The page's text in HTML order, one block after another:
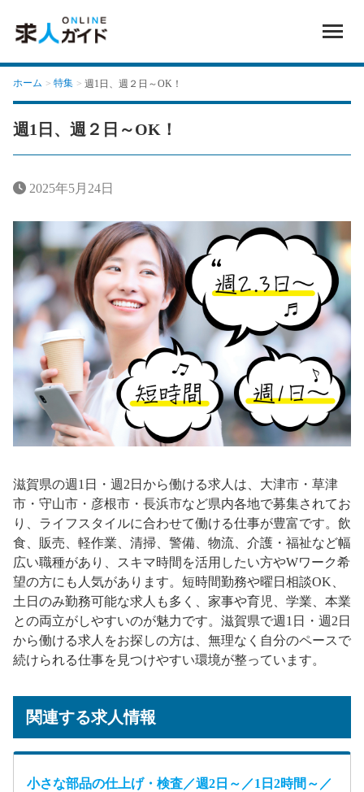
ホーム 特集 週1日、週２日～OK！
週1日、週２日～OK！
2025年5月24日
滋賀県の週1日・週2日から働ける求人は、大津市・草津
市・守山市・彦根市・長浜市など県内各地で募集されてお
り、ライフスタイルに合わせて働ける仕事が豊富です。飲
食、販売、軽作業、清掃、警備、物流、介護・福祉など幅
広い職種があり、スキマ時間を活用したい方やWワーク希
望の方にも人気があります。短時間勤務や曜日相談OK、
土日のみ勤務可能な求人も多く、家事や育児、学業、本業
との両立がしやすいのが魅力です。滋賀県で週1日・週2日
から働ける求人をお探しの方は、無理なく自分のペースで
続けられる仕事を見つけやすい環境が整っています。
関連する求人情報
小さな部品の仕上げ・検査／週2日～／1日2時間～／